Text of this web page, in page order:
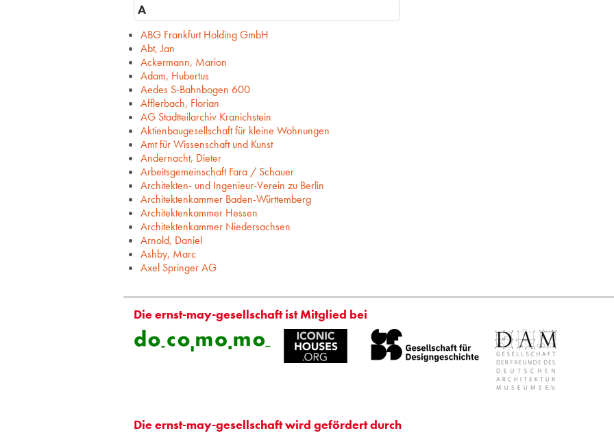
A
ABG Frankfurt Holding GmbH
Abt, Jan
Ackermann, Marion
Adam, Hubertus
Aedes S-Bahnbogen 600
Afflerbach, Florian
AG Stadtteilarchiv Kranichstein
Aktienbaugesellschaft für kleine Wohnungen
Amt für Wissenschaft und Kunst
Andernacht, Dieter
Arbeitsgemeinschaft Fara / Schauer
Architekten- und Ingenieur-Verein zu Berlin
Architektenkammer Baden-Württemberg
Architektenkammer Hessen
Architektenkammer Niedersachsen
Arnold, Daniel
Ashby, Marc
Axel Springer AG
Die ernst-may-gesellschaft ist Mitglied bei
Die ernst-may-gesellschaft wird gefördert durch